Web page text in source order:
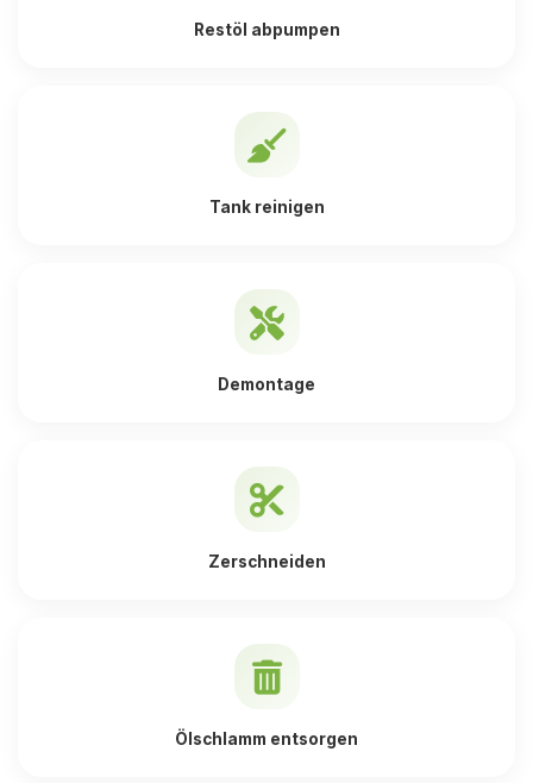
Restöl abpumpen
Tank reinigen
Demontage
Zerschneiden
Ölschlamm entsorgen